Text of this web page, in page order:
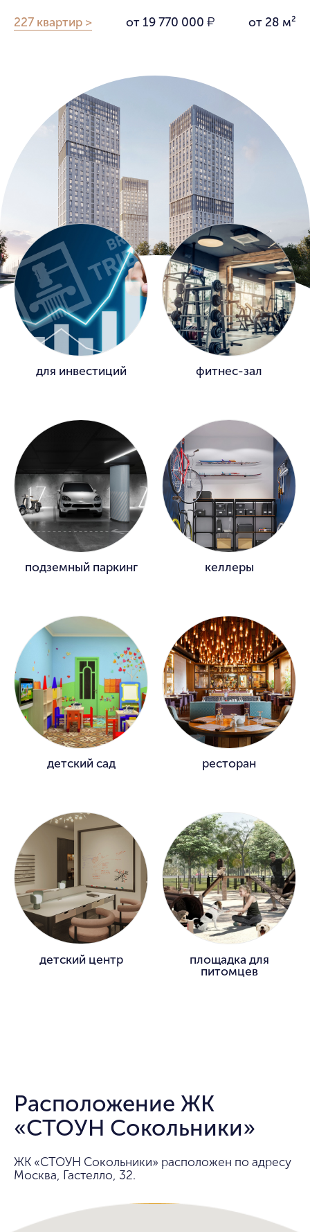
227 квартир > от 19 770 000 ₽ от 28 м²
для инвестиций фитнес-зал
подземный паркинг келлеры
детский сад ресторан
детский центр
площадка для
питомцев
Расположение ЖК
«СТОУН Сокольники»
ЖК «СТОУН Сокольники» расположен по адресу
Москва, Гастелло, 32.